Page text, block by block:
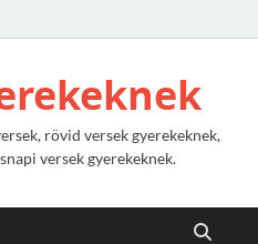
rövid versek gyerekeknek,
versek gyerekeknek.